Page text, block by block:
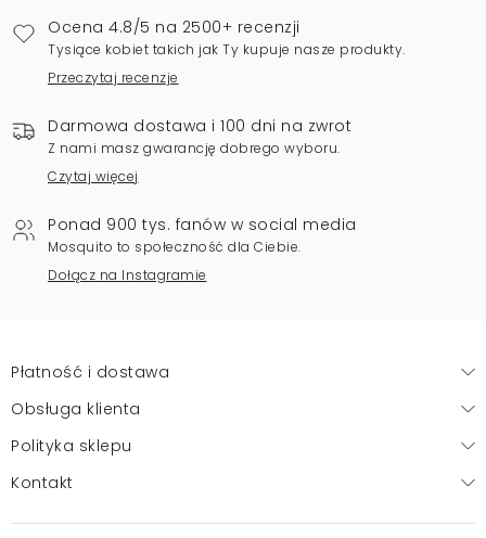
Ocena 4.8/5 na 2500+ recenzji
Tysiące kobiet takich jak Ty kupuje nasze produkty.
Przeczytaj recenzje
Darmowa dostawa i 100 dni na zwrot
Z nami masz gwarancję dobrego wyboru.
Czytaj więcej
Ponad 900 tys. fanów w social media
Mosquito to społeczność dla Ciebie.
Dołącz na Instagramie
Płatność i dostawa
Obsługa klienta
Polityka sklepu
Kontakt